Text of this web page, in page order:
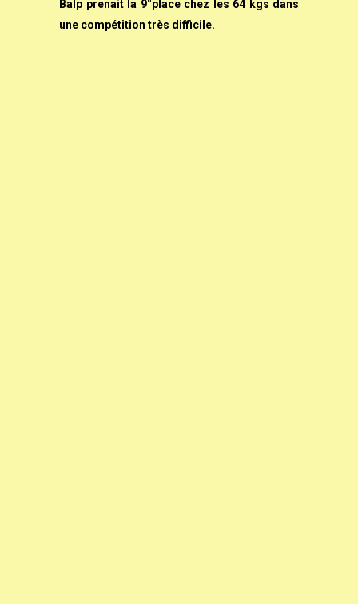
Balp prenait la 9°place chez les 64 kgs dans
une compétition très difficile.